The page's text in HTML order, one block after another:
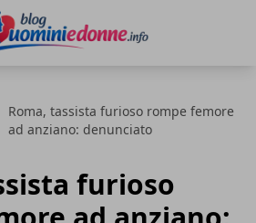
Roma, tassista furioso rompe femore
ad anziano: denunciato
furioso